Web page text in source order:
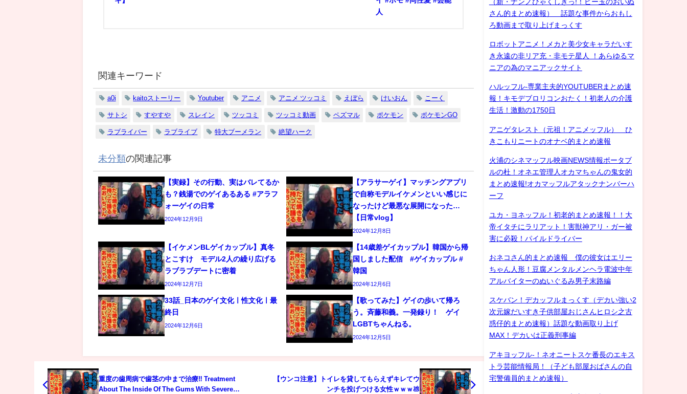
人
関連キーワード
a0i kaitoストーリー Youtuber アニメ アニメ ツッコミ えぼら けいおん こーく
サトシ すやすや スレイン ツッコミ ツッコミ動画 ペズマル ポケモン ポケモンGO
ラブライバー ラブライブ 特大ブーメラン 絶望ハーク
未分類の関連記事
【実録】その行動、実はバレてるか
も？銭湯でのゲイあるある #アラフ
ォーゲイの日常
2024年12月9日
【アラサーゲイ】マッチングアプリ
で自称モデルイケメンといい感じに
なったけど最悪な展開になった…
【日常vlog】
2024年12月8日
【イケメンBLゲイカップル】真冬
とこすけ モデル2人の繰り広げる
ラブラブデートに密着
2024年12月7日
【14歳差ゲイカップル】韓国から帰
国しました配信 #ゲイカップル #
韓国
2024年12月6日
33話_日本のゲイ文化ㅣ性文化ㅣ最
終日
2024年12月6日
【歌ってみた】ゲイの歩いて帰ろ
う。斉藤和義。一発録り！ ゲイ
LGBTちゃんねる。
2024年12月5日
重度の歯周病で歯茎の中まで治療‼︎ Treatment
About The Inside Of The Gums With Severe
【ウンコ注意】トイレを貸してもらえずキレてウ
ンチを投げつける女性ｗｗｗ💩
さん的まとめ速報） 話題な事件からおもし
ろ動画まで取り上げまっくす
ロボットアニメ！メカと美少女キャラだいす
き永遠の非リア充・非モテ星人 ！あらゆるマ
ニアの為のマニアックサイト
ハルッフル-専業主夫的YOUTUBERまとめ速
報！キモデブロリコンおたく！初老人の介護
生活！激動の1750日
アニゲタレスト（元祖！アニメッフル） ひ
きこもりニートのオナベ的まとめ速報
火浦のシネマッフル映画NEWS情報ポータブ
ルの杜！オネエ管理人オカマちゃんの鬼女的
まとめ速報!オカマッフルアタックナンバーハ
ーフ
ユカ・ヨネッフル！初老的まとめ速報！！大
帝イタチにラリアット！害獣神アリ・ガー被
害に必殺！パイルドライバー
おネコさん的まとめ速報 僕の彼女はエリー
ちゃん人形！豆腐メンタルメンヘラ電波中年
アルバイターのぬいぐるみ男子末路編
スケバン！デカッフルまっくす（デカい強い2
次元嫁だいすき子供部屋おじさんヒロシ之古
惑仔的まとめ速報）話題な動画取り上げ
MAX！デカいは正義刑事編
アキヨッフル-！ネオニートスケ番長のエキス
トラ芸能情報局！（子ども部屋おばさんの自
宅警備員的まとめ速報）